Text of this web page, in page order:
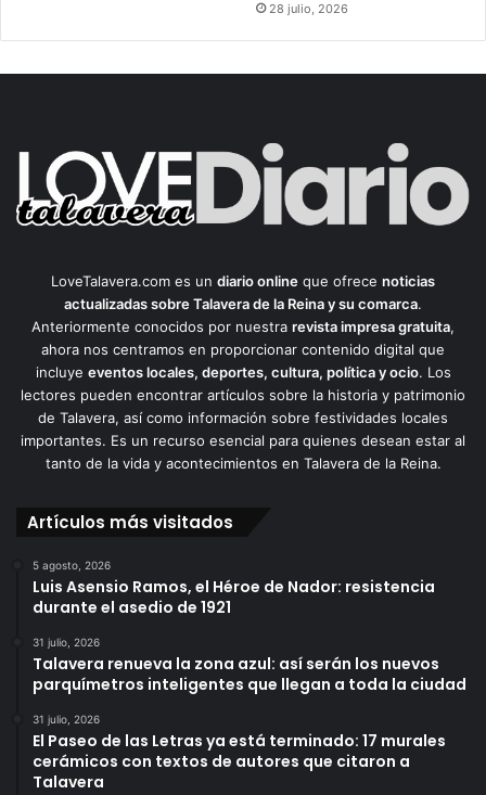
28 julio, 2026
LoveTalavera.com es un diario online que ofrece noticias
actualizadas sobre Talavera de la Reina y su comarca.
Anteriormente conocidos por nuestra revista impresa gratuita,
ahora nos centramos en proporcionar contenido digital que
incluye eventos locales, deportes, cultura, política y ocio. Los
lectores pueden encontrar artículos sobre la historia y patrimonio
de Talavera, así como información sobre festividades locales
importantes. Es un recurso esencial para quienes desean estar al
tanto de la vida y acontecimientos en Talavera de la Reina.
Artículos más visitados
5 agosto, 2026
Luis Asensio Ramos, el Héroe de Nador: resistencia
durante el asedio de 1921
31 julio, 2026
Talavera renueva la zona azul: así serán los nuevos
parquímetros inteligentes que llegan a toda la ciudad
31 julio, 2026
El Paseo de las Letras ya está terminado: 17 murales
cerámicos con textos de autores que citaron a
Talavera